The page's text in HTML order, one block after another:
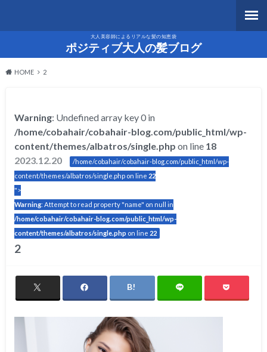
大人美容師によるリアルな髪の知恵袋
ポジティブ大人の髪ブログ
HOME 2
Warning: Undefined array key 0 in
/home/cobahair/cobahair-blog.com/public_html/wp-
content/themes/albatros/single.php on line 18
2023.12.20
/home/cobahair/cobahair-blog.com/public_html/wp-
content/themes/albatros/single.php on line 22
">
Warning: Attempt to read property "name" on null in
/home/cobahair/cobahair-blog.com/public_html/wp-
content/themes/albatros/single.php on line 22
2